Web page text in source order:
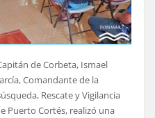
de Corbeta, Ismael
Comandante de la
Rescate y Vigilancia
Puerto Cortés, realizó una